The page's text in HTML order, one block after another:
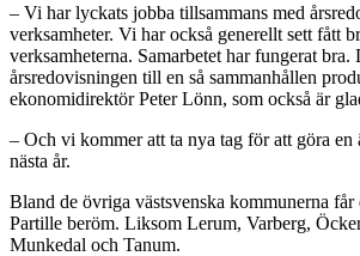
– Vi har lyckats jobba tillsammans med
verksamheter. Vi har också generellt sett fått
verksamheterna. Samarbetet har fungerat bra.
årsredovisningen till en så sammanhållen
ekonomidirektör Peter Lönn, som också är
– Och vi kommer att ta nya tag för att göra en
nästa år.
Bland de övriga västsvenska kommunerna får
Partille beröm. Liksom Lerum, Varberg,
Munkedal och Tanum.